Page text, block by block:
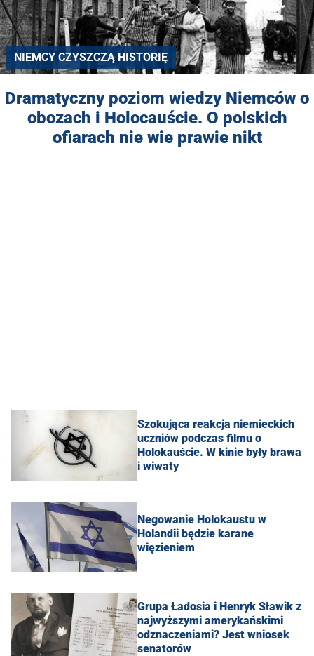
NIEMCY CZYSZCZĄ HISTORIĘ
Dramatyczny poziom wiedzy Niemców o
obozach i Holocauście. O polskich
ofiarach nie wie prawie nikt
Szokująca reakcja niemieckich
uczniów podczas filmu o
Holokauście. W kinie były brawa
i wiwaty
Negowanie Holokaustu w
Holandii będzie karane
więzieniem
Grupa Ładosia i Henryk Sławik z
najwyższymi amerykańskimi
odznaczeniami? Jest wniosek
senatorów